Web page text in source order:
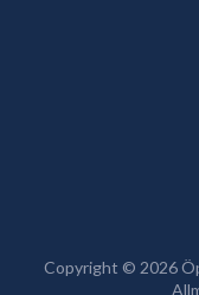
Copyright © 2026